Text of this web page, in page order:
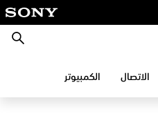
بحث
الاتصال الكمبيوتر